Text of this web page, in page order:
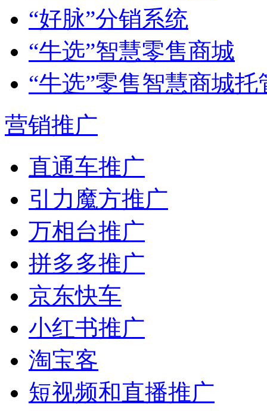
“好脉”分销系统
“牛选”智慧零售商城
“牛选”零售智慧商城托
营销推广
直通车推广
引力魔方推广
万相台推广
拼多多推广
京东快车
小红书推广
淘宝客
短视频和直播推广